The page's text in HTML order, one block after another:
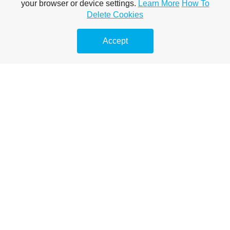
onlyfans top couples
trans onlyfans accounts
your browser or device settings. Learn More How To
Delete Cookies
Accept